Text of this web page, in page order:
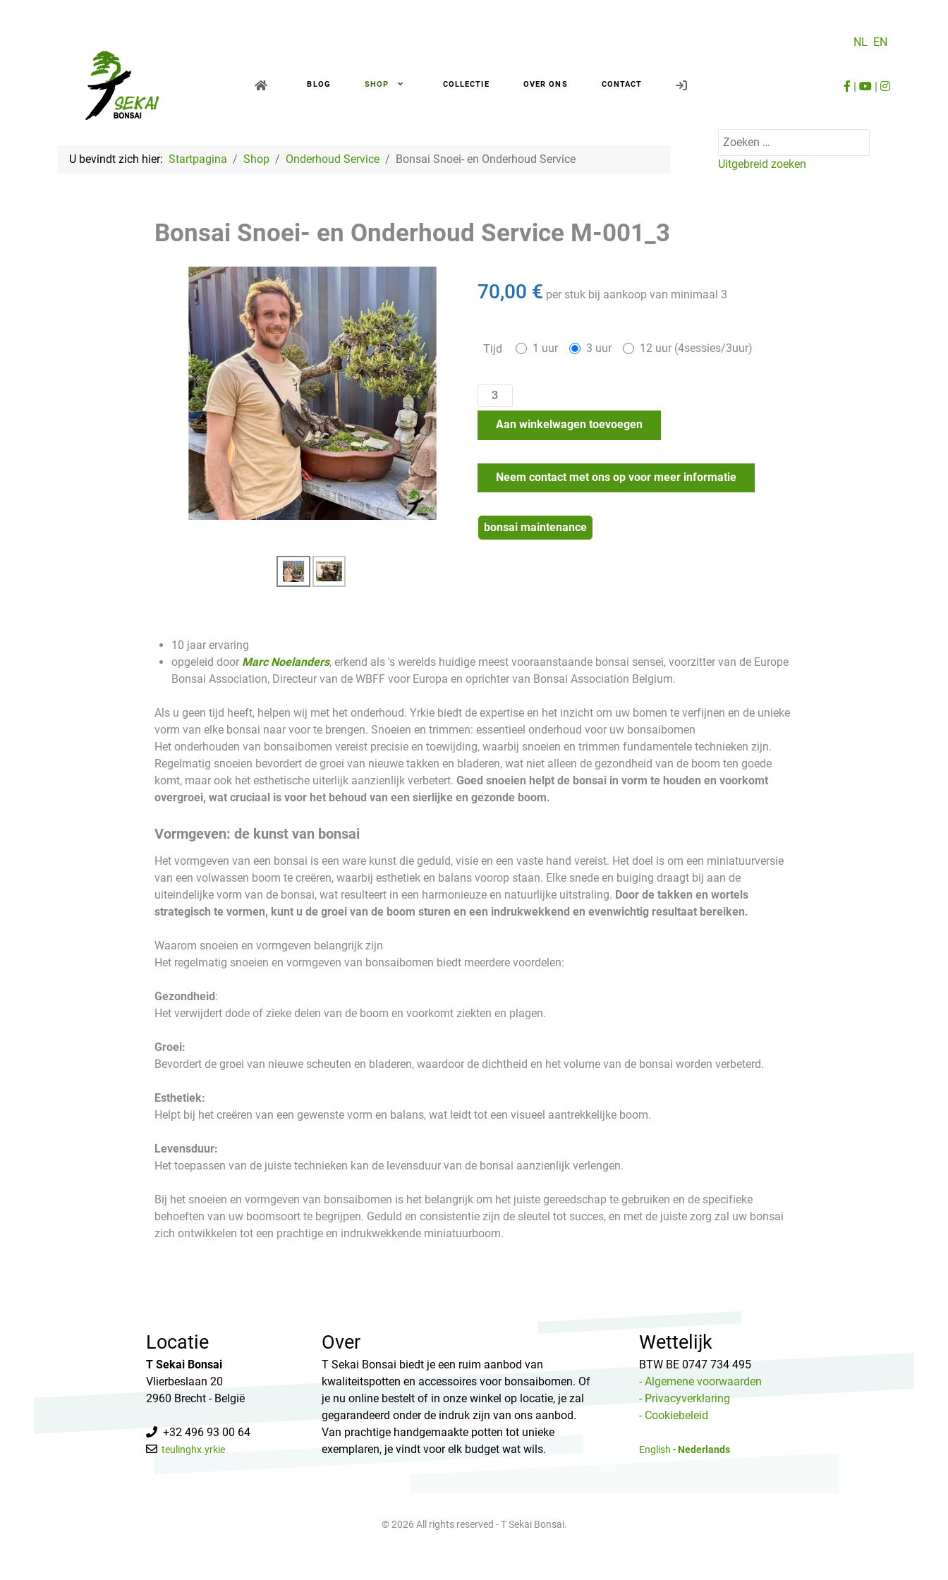
NL EN
BLOG SHOP COLLECTIE OVER ONS CONTACT | |
U bevindt zich hier: Startpagina Shop Onderhoud Service Bonsai Snoei- en Onderhoud Service
Zoeken
Uitgebreid zoeken
Bonsai Snoei- en Onderhoud Service M-001_3
70,00 € per stuk bij aankoop van minimaal 3
Tijd 1 uur 3 uur 12 uur (4sessies/3uur)
Aan winkelwagen toevoegen
Neem contact met ons op voor meer informatie
bonsai maintenance
10 jaar ervaring
opgeleid door Marc Noelanders, erkend als 's werelds huidige meest vooraanstaande bonsai sensei, voorzitter van de Europe
Bonsai Association, Directeur van de WBFF voor Europa en oprichter van Bonsai Association Belgium.
Als u geen tijd heeft, helpen wij met het onderhoud. Yrkie biedt de expertise en het inzicht om uw bomen te verfijnen en de unieke
vorm van elke bonsai naar voor te brengen. Snoeien en trimmen: essentieel onderhoud voor uw bonsaibomen
Het onderhouden van bonsaibomen vereist precisie en toewijding, waarbij snoeien en trimmen fundamentele technieken zijn.
Regelmatig snoeien bevordert de groei van nieuwe takken en bladeren, wat niet alleen de gezondheid van de boom ten goede
komt, maar ook het esthetische uiterlijk aanzienlijk verbetert. Goed snoeien helpt de bonsai in vorm te houden en voorkomt
overgroei, wat cruciaal is voor het behoud van een sierlijke en gezonde boom.
Vormgeven: de kunst van bonsai
Het vormgeven van een bonsai is een ware kunst die geduld, visie en een vaste hand vereist. Het doel is om een ​​miniatuurversie
van een volwassen boom te creëren, waarbij esthetiek en balans voorop staan. Elke snede en buiging draagt ​​bij aan de
uiteindelijke vorm van de bonsai, wat resulteert in een harmonieuze en natuurlijke uitstraling. Door de takken en wortels
strategisch te vormen, kunt u de groei van de boom sturen en een indrukwekkend en evenwichtig resultaat bereiken.
Waarom snoeien en vormgeven belangrijk zijn
Het regelmatig snoeien en vormgeven van bonsaibomen biedt meerdere voordelen:
Gezondheid:
Het verwijdert dode of zieke delen van de boom en voorkomt ziekten en plagen.
Groei:
Bevordert de groei van nieuwe scheuten en bladeren, waardoor de dichtheid en het volume van de bonsai worden verbeterd.
Esthetiek:
Helpt bij het creëren van een gewenste vorm en balans, wat leidt tot een visueel aantrekkelijke boom.
Levensduur:
Het toepassen van de juiste technieken kan de levensduur van de bonsai aanzienlijk verlengen.
Bij het snoeien en vormgeven van bonsaibomen is het belangrijk om het juiste gereedschap te gebruiken en de specifieke
behoeften van uw boomsoort te begrijpen. Geduld en consistentie zijn de sleutel tot succes, en met de juiste zorg zal uw bonsai
zich ontwikkelen tot een prachtige en indrukwekkende miniatuurboom.
Locatie
T Sekai Bonsai
Vlierbeslaan 20
2960 Brecht - België
+32 496 93 00 64
teulinghx.yrkie
Over
T Sekai Bonsai biedt je een ruim aanbod van
kwaliteitspotten en accessoires voor bonsaibomen. Of
je nu online bestelt of in onze winkel op locatie, je zal
gegarandeerd onder de indruk zijn van ons aanbod.
Van prachtige handgemaakte potten tot unieke
exemplaren, je vindt voor elk budget wat wils.
Wettelijk
BTW BE 0747 734 495
- Algemene voorwaarden
- Privacyverklaring
- Cookiebeleid
English -Nederlands
© 2026 All rights reserved - T Sekai Bonsai.